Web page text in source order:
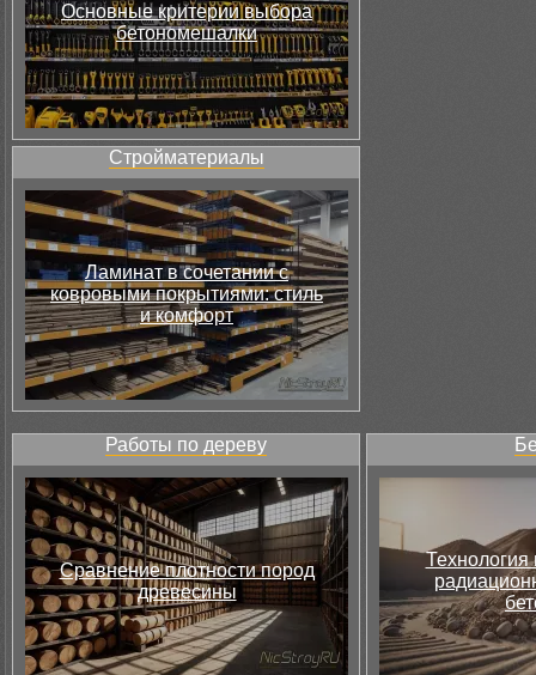
Основные критерии выбора
бетономешалки
Стройматериалы
Ламинат в сочетании с
ковровыми покрытиями: стиль
и комфорт
Работы по дереву
Сравнение плотности пород
древесины
Технология